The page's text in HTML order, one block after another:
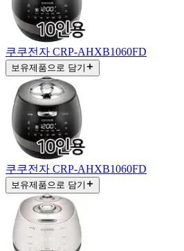
쿠쿠전자 CRP-AHXB1060FD
보유제품으로 담기
쿠쿠전자 CRP-AHXB1060FD
보유제품으로 담기